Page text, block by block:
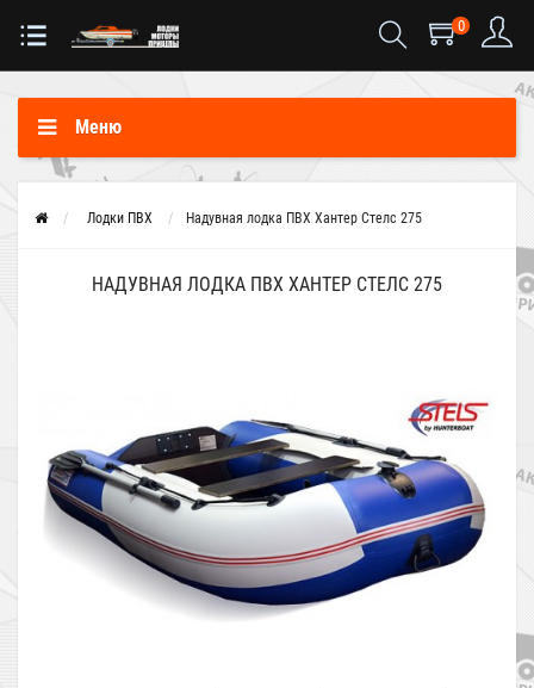
0
Меню
Лодки ПВХ Надувная лодка ПВХ Хантер Стелс 275
НАДУВНАЯ ЛОДКА ПВХ ХАНТЕР СТЕЛС 275